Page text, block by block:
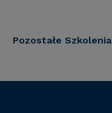
Pozostałe Szkolenia